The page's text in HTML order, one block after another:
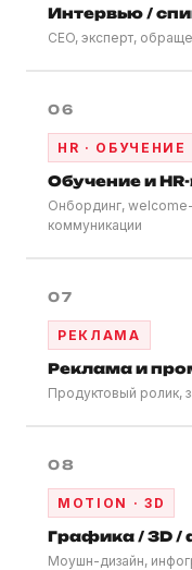
Интервью /
CEO, эксперт,
06
HR · ОБУЧЕНИЕ
Обучение и
Онбординг,
коммуникации
07
РЕКЛАМА
Реклама и
Продуктовый ролик,
08
MOTION · 3D
Графика / 3D /
Моушн-дизайн,